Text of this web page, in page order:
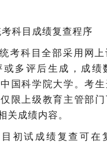
考科目成绩复查程序
考科目全部采用网
多评后生成，成绩
国科学院大学。考生
限上级教育主管部
关成绩内容。
初试成绩复查可在